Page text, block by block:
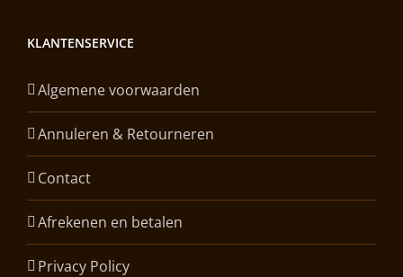
KLANTENSERVICE
Algemene voorwaarden
Annuleren & Retourneren
Contact
Afrekenen en betalen
Privacy Policy